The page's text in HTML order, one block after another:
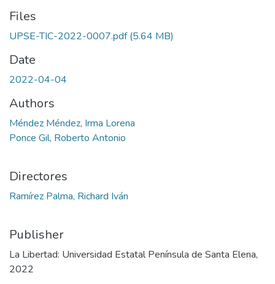
Files
UPSE-TIC-2022-0007.pdf(5.64 MB)
Date
2022-04-04
Authors
Méndez Méndez, Irma Lorena
Ponce Gil, Roberto Antonio
Directores
Ramírez Palma, Richard Iván
Publisher
La Libertad: Universidad Estatal Península de Santa Elena,
2022